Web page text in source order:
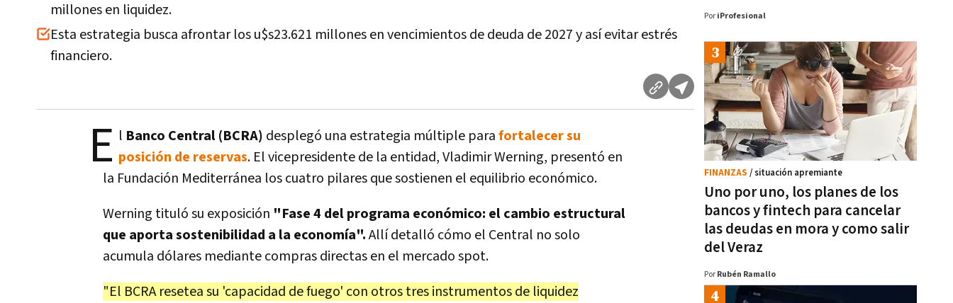
millones en liquidez.
Esta estrategia busca afrontar los u$s23.621 millones en vencimientos de deuda de 2027 y así evitar estrés
financiero.
E l Banco Central (BCRA) desplegó una estrategia múltiple parafortalecer su
posición de reservas. El vicepresidente de la entidad, Vladimir Werning, presentó en
la Fundación Mediterránea los cuatro pilares que sostienen el equilibrio económico.
Werning tituló su exposición "Fase 4 del programa económico: el cambio estructural
que aporta sostenibilidad a la economía".Allí detalló cómo el Central no solo
acumula dólares mediante compras directas en el mercado spot.
"El BCRA resetea su 'capacidad de fuego' con otros tres instrumentos de liquidez
Por iProfesional
Uno por uno, los planes de los
bancos y fintech para cancelar
las deudas en mora y como salir
del Veraz
FINANZAS / situación apremiante
Por Rubén Ramallo